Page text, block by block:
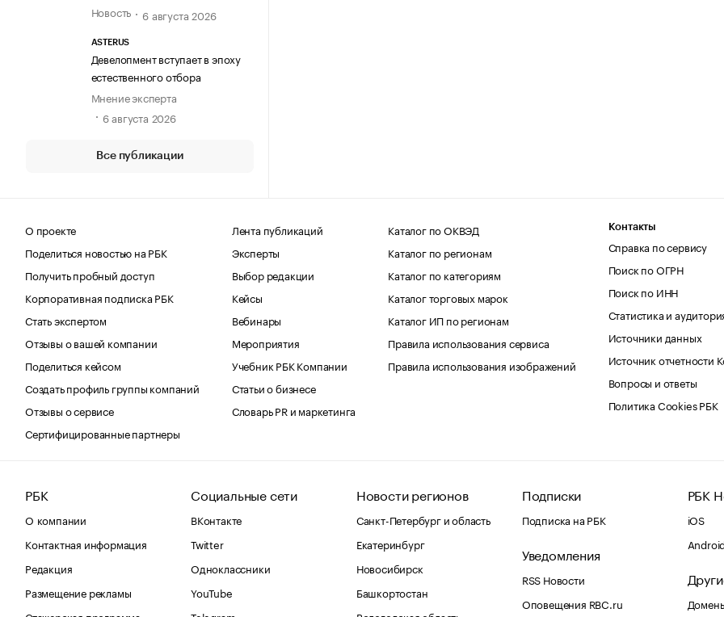
Новость
6 августа 2026
ASTERUS
Девелопмент вступает в эпоху
естественного отбора
Мнение эксперта
6 августа 2026
Все публикации
О проекте
Поделиться новостью на РБК
Получить пробный доступ
Корпоративная подписка РБК
Стать экспертом
Отзывы о вашей компании
Поделиться кейсом
Создать профиль группы компаний
Отзывы о сервисе
Сертифицированные партнеры
Лента публикаций
Эксперты
Выбор редакции
Кейсы
Вебинары
Мероприятия
Учебник РБК Компании
Статьи о бизнесе
Словарь PR и маркетинга
Каталог по ОКВЭД
Каталог по регионам
Каталог по категориям
Каталог торговых марок
Каталог ИП по регионам
Правила использования сервиса
Правила использования изображений
Контакты
Справка по сервису
Поиск по ОГРН
Поиск по ИНН
Статистика и
Источники данных
Источник отчетности
Вопросы и ответы
Политика Cookies РБК
РБК
О компании
Контактная информация
Редакция
Размещение рекламы
Социальные сети
ВКонтакте
Twitter
Одноклассники
YouTube
Новости регионов
Санкт-Петербург и область
Екатеринбург
Новосибирск
Башкортостан
Подписки
Подписка на РБК
Уведомления
RSS Новости
Оповещения RBC.ru
РБК
iOS